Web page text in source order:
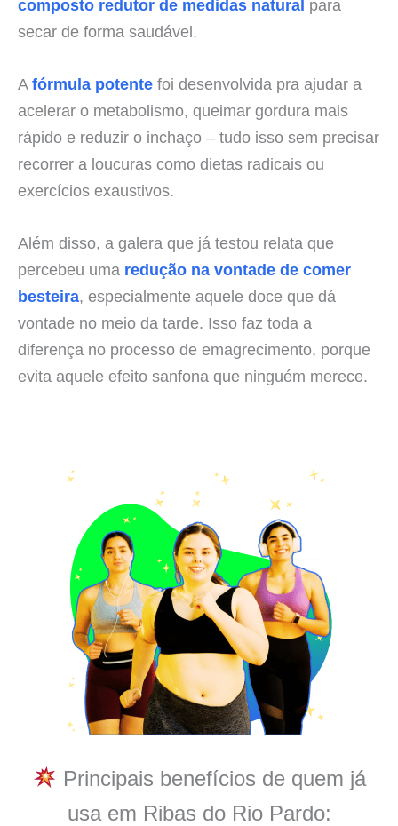
composto redutor de medidas natural para
secar de forma saudável.
Afórmula potente foi desenvolvida pra ajudar a
acelerar o metabolismo, queimar gordura mais
rápido e reduzir o inchaço – tudo isso sem precisar
recorrer a loucuras como dietas radicais ou
exercícios exaustivos.
Além disso, a galera que já testou relata que
percebeu uma redução na vontade de comer
besteira, especialmente aquele doce que dá
vontade no meio da tarde. Isso faz toda a
diferença no processo de emagrecimento, porque
evita aquele efeito sanfona que ninguém merece.
Principais benefícios de quem já
usa em Ribas do Rio Pardo: